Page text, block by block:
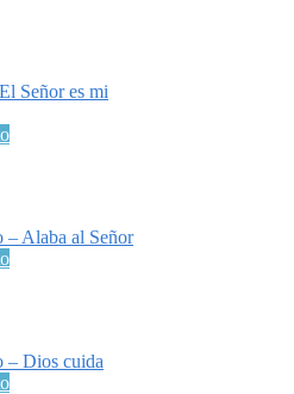
Señor es mi
Alaba al Señor
– Dios cuida